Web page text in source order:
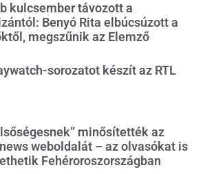
kulcsember távozott a
Benyó Rita elbúcsúzott a
megszűnik az Elemző
sorozatot készít az RTL
minősítették az
weboldalát – az olvasókat is
Fehéroroszországban